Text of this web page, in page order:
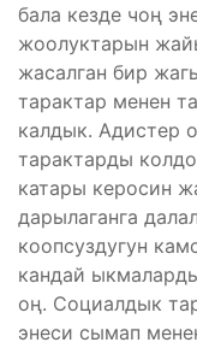
бала кезде чоң
жоолуктарын
жасалган бир
тарактар менен
калдык. Адистер
тарактарды
катары керосин
дарылаганга
коопсуздугун
кандай
оң. Социалдык
энеси сымап